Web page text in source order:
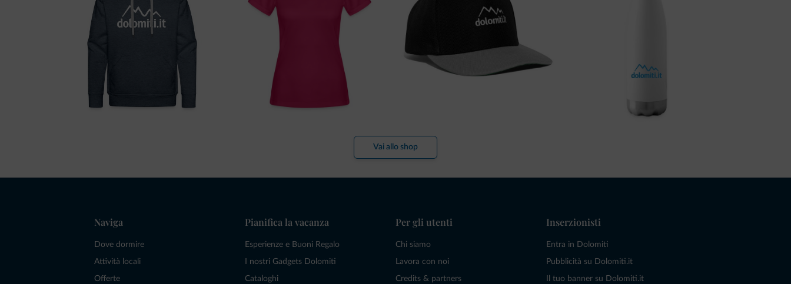
Vai allo shop
Naviga
Dove dormire
Attività locali
Offerte
Pianifica la vacanza
Esperienze e Buoni Regalo
I nostri Gadgets Dolomiti
Cataloghi
Per gli utenti
Chi siamo
Lavora con noi
Credits & partners
Inserzionisti
Entra in Dolomiti
Pubblicità su Dolomiti.it
Il tuo banner su Dolomiti.it